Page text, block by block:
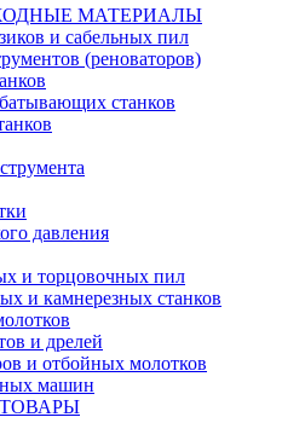
МАТЕРИАЛЫ
и сабельных пил
(реноваторов)
станков
давления
и торцовочных пил
и камнерезных станков
и дрелей
и отбойных молотков
машин